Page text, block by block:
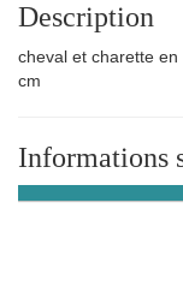
Description
cheval et charette
cm
Informations